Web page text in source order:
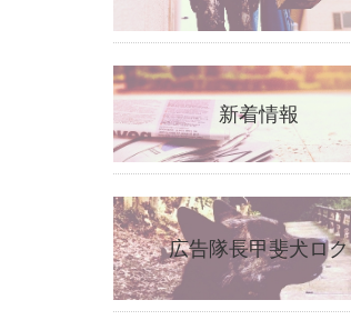
新着情報
広告隊長甲斐犬ロク